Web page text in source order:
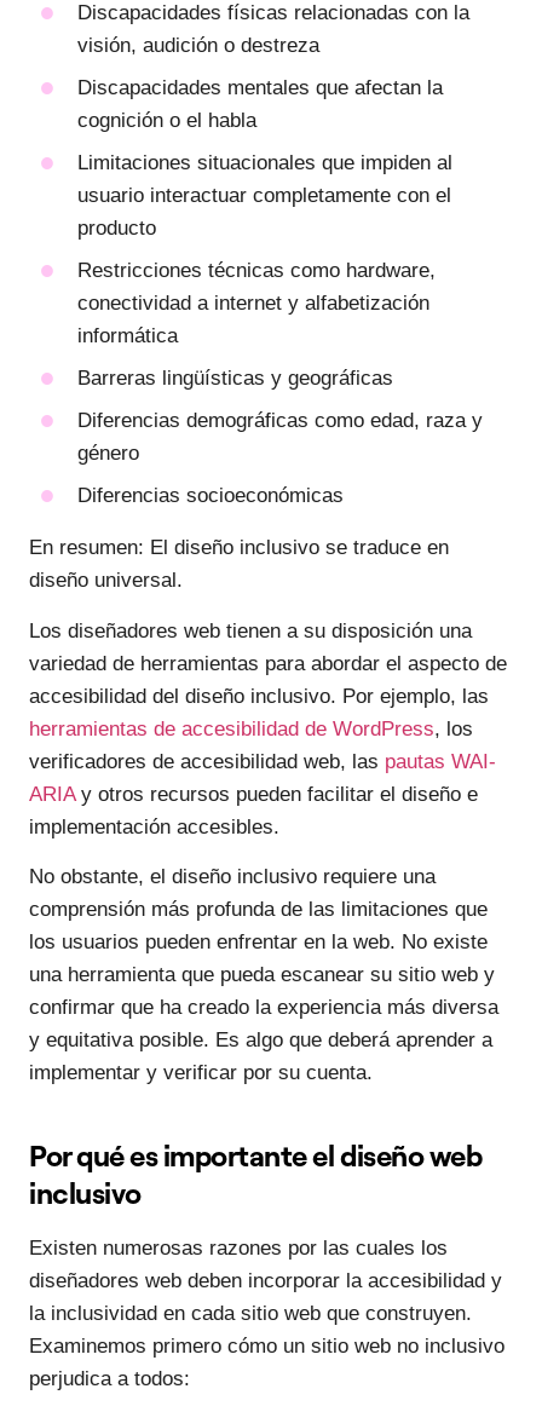
Discapacidades físicas relacionadas con la
visión, audición o destreza
Discapacidades mentales que afectan la
cognición o el habla
Limitaciones situacionales que impiden al
usuario interactuar completamente con el
producto
Restricciones técnicas como hardware,
conectividad a internet y alfabetización
informática
Barreras lingüísticas y geográficas
Diferencias demográficas como edad, raza y
género
Diferencias socioeconómicas
En resumen: El diseño inclusivo se traduce en
diseño universal.
Los diseñadores web tienen a su disposición una
variedad de herramientas para abordar el aspecto de
accesibilidad del diseño inclusivo. Por ejemplo, las
herramientas de accesibilidad de WordPress, los
verificadores de accesibilidad web, las pautas WAI-
ARIAy otros recursos pueden facilitar el diseño e
implementación accesibles.
No obstante, el diseño inclusivo requiere una
comprensión más profunda de las limitaciones que
los usuarios pueden enfrentar en la web. No existe
una herramienta que pueda escanear su sitio web y
confirmar que ha creado la experiencia más diversa
y equitativa posible. Es algo que deberá aprender a
implementar y verificar por su cuenta.
Por qué es importante el diseño web
inclusivo
Existen numerosas razones por las cuales los
diseñadores web deben incorporar la accesibilidad y
la inclusividad en cada sitio web que construyen.
Examinemos primero cómo un sitio web no inclusivo
perjudica a todos: